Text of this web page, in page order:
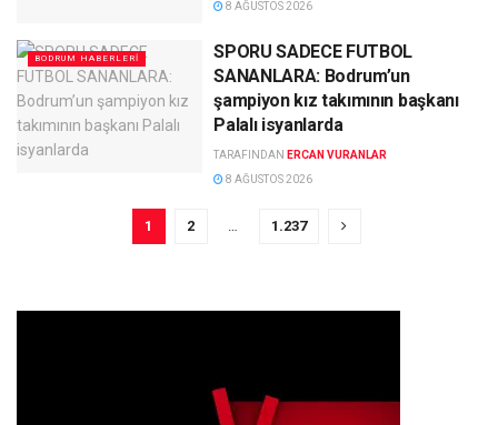
8 AĞUSTOS 2026
BODRUM HABERLERI
SPORU SADECE FUTBOL
SANANLARA: Bodrum’un
şampiyon kız takımının başkanı
Palalı isyanlarda
TARAFINDAN ERCAN VURANLAR
8 AĞUSTOS 2026
1 2 … 1.237